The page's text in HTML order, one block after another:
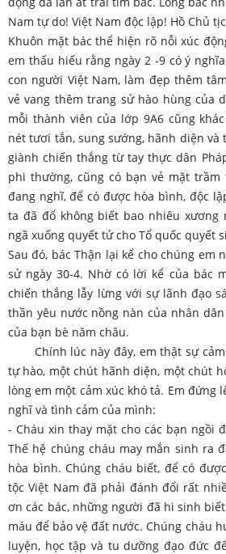
Nam tự do! Việt Nam độc lập! Hồ Chủ
Khuôn mặt bác thể hiện rõ nỗi xúc
em thấu hiếu rằng ngày 2 -9 có ý
con người Việt Nam, làm đẹp thêm
vẻ vang thêm trang sử hào hùng của
mỗi thành viên của lớp 9A6 cũng
nét tươi tắn, sung sướng, hãnh diện và
giành chiến thắng từ tay thực dân
phi thường, cũng có bạn vẻ mặt trầm
đang nghĩ, để có được hòa bình, độc
ta đã đổ không biết bao nhiêu xương
ngã xuống quyết tử cho Tổ quốc quyết
Sau đó, bác Thận lại kể cho chúng em
sử ngày 30-4. Nhờ có lời kể của bác
chiến thắng lẫy lừng với sự lãnh đạo
thần yêu nước nồng nàn của nhân
của bạn bè năm châu.
Chính lúc này đây, em thật sự cảm
tự hào, một chút hãnh diện, một chút
lòng em một cảm xúc khó tả. Em đứng
nghĩ và tình cảm của mình:
- Cháu xin thay mặt cho các bạn ngồi
Thế hệ chúng cháu may mắn sinh ra
hòa bình. Chúng cháu biết, để có
tộc Việt Nam đã phải đánh đổi rất
ơn các bác, những người đã hi sinh
máu để bảo vệ đất nước. Chúng cháu
luyện, học tập và tu dưỡng đạo đức